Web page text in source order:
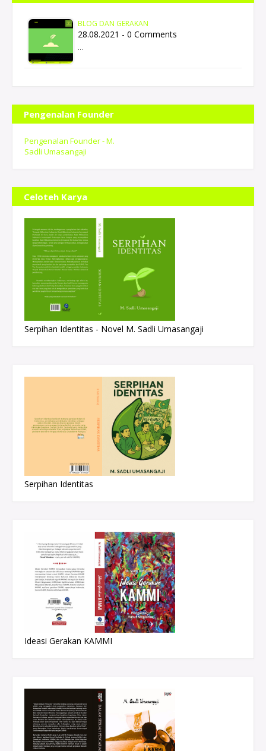
BLOG DAN GERAKAN
28.08.2021 - 0 Comments
…
Pengenalan Founder
Pengenalan Founder - M.
Sadli Umasangaji
Celoteh Karya
Serpihan Identitas - Novel M. Sadli Umasangaji
Serpihan Identitas
Ideasi Gerakan KAMMI